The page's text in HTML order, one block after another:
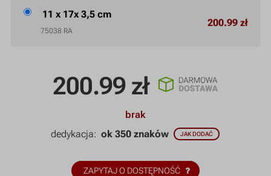
200.99 zł
brak
dedykacja:ok 350 znaków JAK DODAĆ
ZAPYTAJ O DOSTĘPNOŚĆ
11 x 17x 3,5 cm
75038 RA
200.99 zł